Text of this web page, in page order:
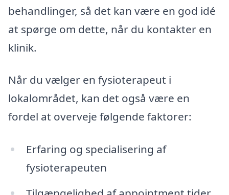
behandlinger, så det kan være en god idé
at spørge om dette, når du kontakter en
klinik.
Når du vælger en fysioterapeut i
lokalområdet, kan det også være en
fordel at overveje følgende faktorer:
Erfaring og specialisering af
fysioterapeuten